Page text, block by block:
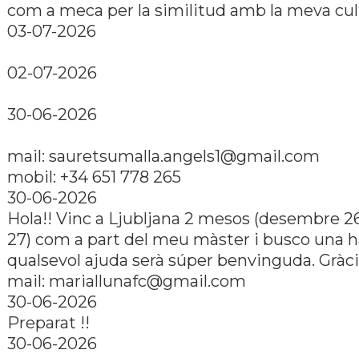
com a meca per la similitud amb la meva
03-07-2026
02-07-2026
30-06-2026
mail: sauretsumalla.angels1@gmail.com
mobil: +34 651 778 265
30-06-2026
Hola!! Vinc a Ljubljana 2 mesos (desembre
27) com a part del meu màster i busco una
qualsevol ajuda serà súper benvinguda.
mail: mariallunafc@gmail.com
30-06-2026
Preparat !!
30-06-2026